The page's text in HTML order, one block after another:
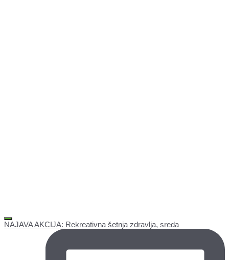
NAJAVA AKCIJA: Rekreativna šetnja zdravlja, sreda